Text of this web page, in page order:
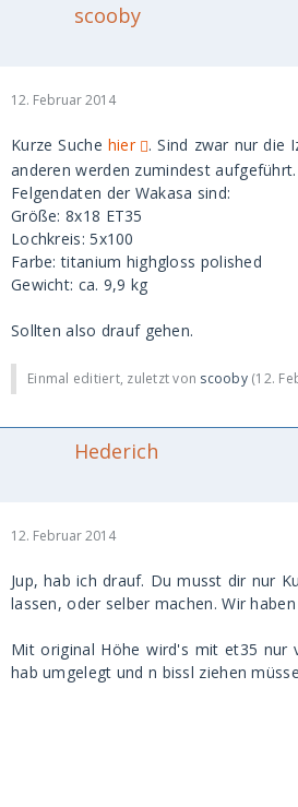
scooby
12. Februar 2014
Kurze Suche hier
. Sind zwar nur die
anderen werden zumindest aufgeführt.
Felgendaten der Wakasa sind:
Größe: 8x18 ET35
Lochkreis: 5x100
Farbe: titanium highgloss polished
Gewicht: ca. 9,9 kg
Sollten also drauf gehen.
Einmal editiert, zuletzt von scooby(12.
Hederich
12. Februar 2014
Jup, hab ich drauf. Du musst dir nur
lassen, oder selber machen. Wir
Mit original Höhe wird's mit et35 nur
hab umgelegt und n bissl ziehen